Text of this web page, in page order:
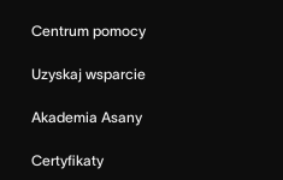
Centrum pomocy
Uzyskaj wsparcie
Akademia Asany
Certyfikaty